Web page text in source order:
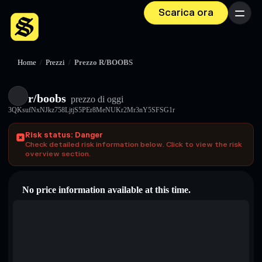
Scarica ora Menu
Home / Prezzi / Prezzo R/BOOBS
r/boobs prezzo di oggi
3QKsufNxNJkz758LjtjS5PEr8MeNUKr2Mr3nY5SFSG1r
Risk status: Danger
Check detailed risk information below. Click to view the risk
overview section.
No price information available at this time.